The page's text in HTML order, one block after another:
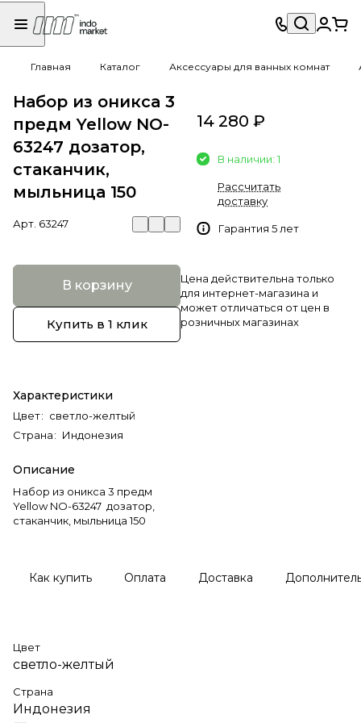
Главная Каталог Аксессуары для ванных комнат
Набор из оникса 3
предм Yellow NO-
63247 дозатор,
стаканчик,
мыльница 150
Арт. 63247
В корзину
Купить в 1 клик
Характеристики
Цвет: светло-желтый
Страна: Индонезия
Описание
Набор из оникса 3 предм
Yellow NO-63247 дозатор,
стаканчик, мыльница 150
14 280 ₽
В наличии: 1
Рассчитать
доставку
Гарантия 5 лет
Цена действительна только
для интернет-магазина и
может отличаться от цен в
розничных магазинах
Как купить Оплата Доставка
Цвет
светло-желтый
Страна
Индонезия